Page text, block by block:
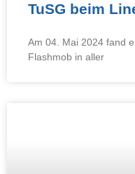
TuSG beim
Am 04. Mai 2024 fand
Flashmob in aller